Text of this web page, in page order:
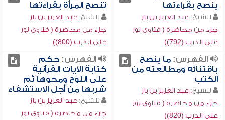
ينصح بقراءتها
للشيخ: عبد العزيز بن باز
جزء من محاضرة ( فتاوى نور
على الدرب (792))
تنصح المرأة بقراءتها
للشيخ: عبد العزيز بن باز
جزء من محاضرة ( فتاوى نور
على الدرب (800))
الفهرس:ما ينصح
باقتنائه ومطالعته من
الكتب
للشيخ: عبد العزيز بن باز
جزء من محاضرة ( فتاوى نور
على الدرب (820))
الفهرس:حكم
كتابة الآيات القرآنية
على اللوح ومحوها ثم
شربها من أجل الاستشفاء
للشيخ: عبد العزيز بن باز
جزء من محاضرة ( فتاوى نور